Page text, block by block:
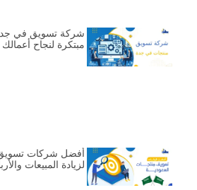
شركة تسويق في
مبتكرة لنجاح أعمالك
أفضل شركات
لزيادة المبيعات